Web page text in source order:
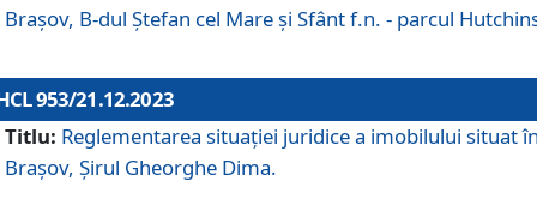
Brașov, B-dul Ștefan cel Mare și Sfânt f.n. - parcul
953/21.12.2023
Titlu: Reglementarea situației juridice a imobilului situat
Brașov, Șirul Gheorghe Dima.